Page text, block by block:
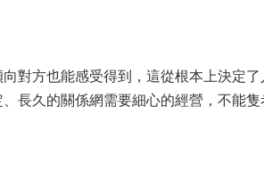
對方也能感受得到，這從根本上決定了
長久的關係網需要細心的經營，不能隻